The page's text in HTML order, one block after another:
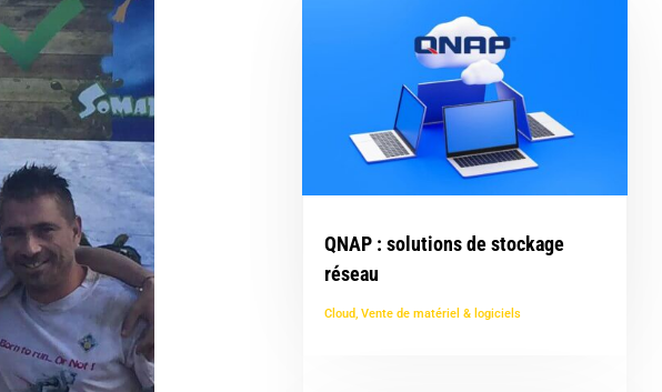
QNAP : solutions de stockage
réseau
Cloud, Vente de matériel & logiciels